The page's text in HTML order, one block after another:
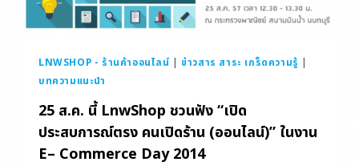
LNWSHOP - ร้านค้าออนไลน์ |ข่าวสาร สาระ เกร็ดความรู้ |
บทความแนะนำ
25 ส.ค. นี้ LnwShop ชวนฟัง “เปิด
ประสบการณ์ตรง คนเปิดร้าน (ออนไลน์)” ในงาน
E– Commerce Day 2014